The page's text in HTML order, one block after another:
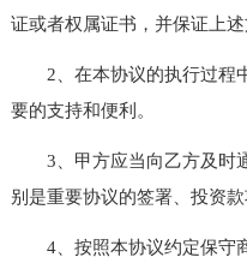
证或者权属证书，并保证上
2、在本协议的执行过程
要的支持和便利。
3、甲方应当向乙方及时
别是重要协议的签署、投资款
4、按照本协议约定保守商